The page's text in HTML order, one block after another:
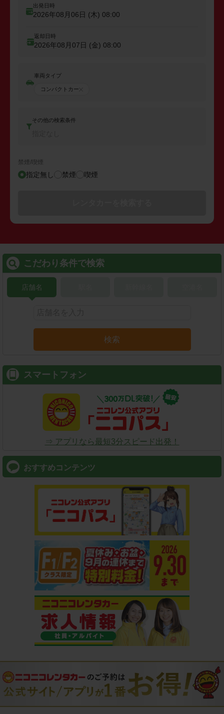
出発日時
2026年08月06日 (木) 08:00
返却日時
2026年08月07日 (金) 08:00
車両タイプ
コンパクトカー
その他の検索条件
禁煙/喫煙
指定無し 禁煙 喫煙
こだわり条件で検索
店舗名
検索
スマートフォン
⇒ アプリなら最短3分スピード出発！
おすすめコンテンツ